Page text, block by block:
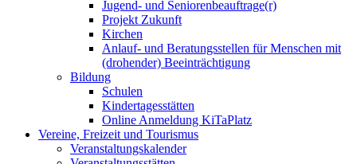
Jugend- und Seniorenbeauftrage(r)
Projekt Zukunft
Kirchen
Anlauf- und Beratungsstellen für Menschen mit
(drohender) Beeinträchtigung
Bildung
Schulen
Kindertagesstätten
Online Anmeldung KiTaPlatz
Vereine, Freizeit und Tourismus
Veranstaltungskalender